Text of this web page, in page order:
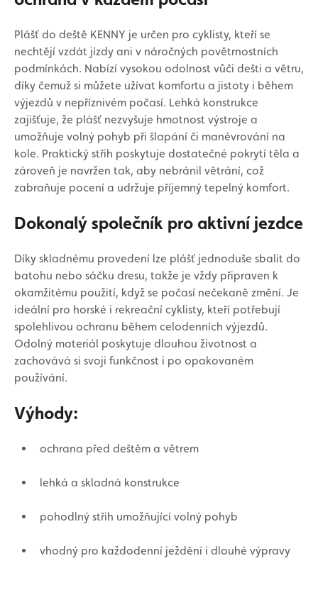
Plášť do deště KENNY je určen pro cyklisty, kteří se
nechtějí vzdát jízdy ani v náročných povětrnostních
podmínkách. Nabízí vysokou odolnost vůči dešti a větru,
díky čemuž si můžete užívat komfortu a jistoty i během
výjezdů v nepříznivém počasí. Lehká konstrukce
zajišťuje, že plášť nezvyšuje hmotnost výstroje a
umožňuje volný pohyb při šlapání či manévrování na
kole. Praktický střih poskytuje dostatečné pokrytí těla a
zároveň je navržen tak, aby nebránil větrání, což
zabraňuje pocení a udržuje příjemný tepelný komfort.
Dokonalý společník pro aktivní jezdce
Díky skladnému provedení lze plášť jednoduše sbalit do
batohu nebo sáčku dresu, takže je vždy připraven k
okamžitému použití, když se počasí nečekaně změní. Je
ideální pro horské i rekreační cyklisty, kteří potřebují
spolehlivou ochranu během celodenních výjezdů.
Odolný materiál poskytuje dlouhou životnost a
zachovává si svoji funkčnost i po opakovaném
používání.
Výhody:
ochrana před deštěm a větrem
lehká a skladná konstrukce
pohodlný střih umožňující volný pohyb
vhodný pro každodenní ježdění i dlouhé výpravy